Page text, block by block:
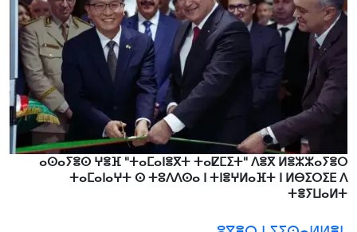
ⴰⵙⴰⵢⴻⵙ ⵖⴻⴼ "ⵜⴰⵎⴰⵏⴻⴳⵜ ⵜⴰⵇⵎⵉⵜ" ⴷⴻⴳ ⵍⴻⵣⵣⴰⵢⴻⵔ
ⵜⴰⵎⴰⵏⴰⵖⵜ ⵙ ⵜⵓⴷⴷⵙⴰ ⵏ ⵜⵏⴻⵖⵍⴰⴼⵜ ⵏ ⵍⴱⵉⵔⵉⴹ ⴷ
ⵜⴻⵢⵡⴰⵍⵜ